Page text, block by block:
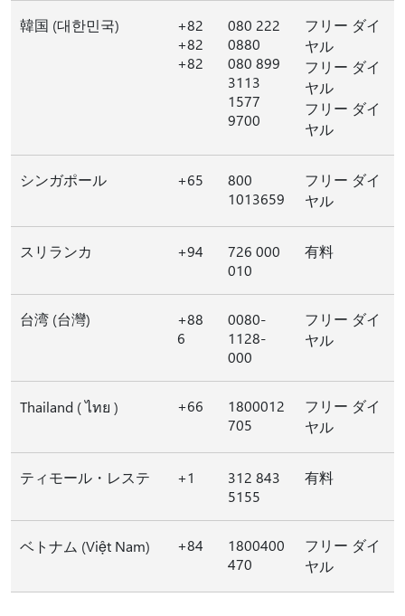
韓国 (대한민국)
+82
+82
+82
080 222
0880
080 899
3113
1577
9700
フリー ダイ
ヤル
フリー ダイ
ヤル
フリー ダイ
ヤル
シンガポール +65
800
1013659
フリー ダイ
ヤル
スリランカ +94
726 000
010
有料
台湾 (台灣)
+88
6
0080-
1128-
000
フリー ダイ
ヤル
Thailand ( ไทย ) +66
1800012
705
フリー ダイ
ヤル
ティモール・レステ +1
312 843
5155
有料
ベトナム (Việt Nam) +84
1800400
470
フリー ダイ
ヤル